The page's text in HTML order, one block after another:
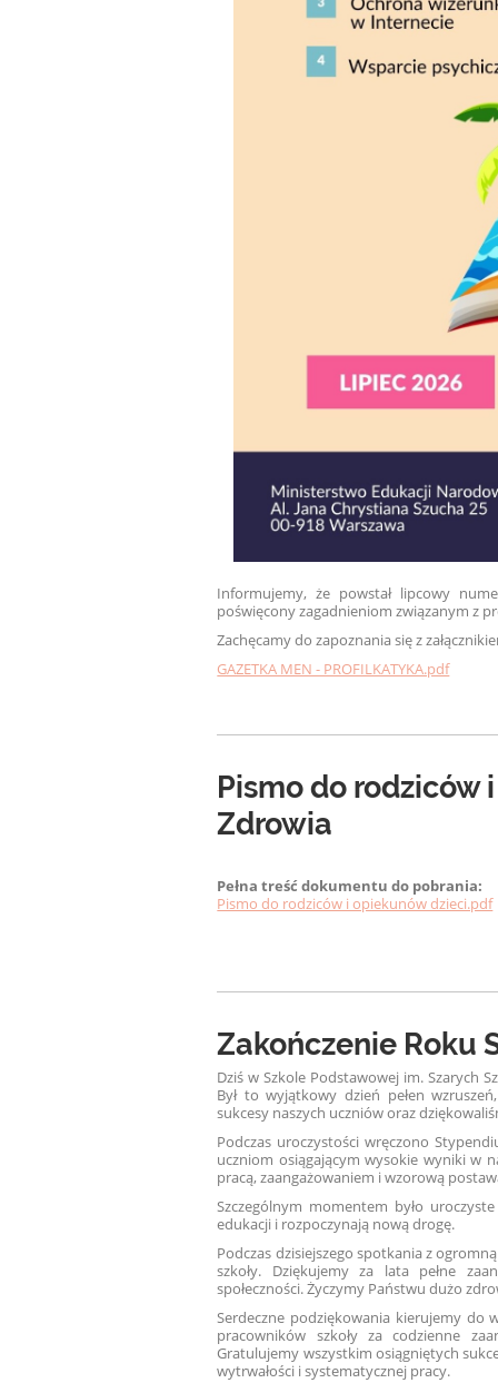
Informujemy, że powstał lipcowy
poświęcony zagadnieniom związanym z
Zachęcamy do zapoznania się z
GAZETKA MEN - PROFILKATYKA.pdf
Pismo do rodziców
Zdrowia
Pełna treść dokumentu do pobrania:
Pismo do rodziców i opiekunów dzieci.pdf
Zakończenie Roku
Dziś w Szkole Podstawowej im. Szarych
Był to wyjątkowy dzień pełen
sukcesy naszych uczniów oraz
Podczas uroczystości wręczono
uczniom osiągającym wysokie wyniki w
pracą, zaangażowaniem i wzorową
Szczególnym momentem było
edukacji i rozpoczynają nową drogę.
Podczas dzisiejszego spotkania z
szkoły. Dziękujemy za lata pełne
społeczności. Życzymy Państwu dużo
Serdeczne podziękowania kierujemy do
pracowników szkoły za codzienne
Gratulujemy wszystkim osiągniętych
wytrwałości i systematycznej pracy.